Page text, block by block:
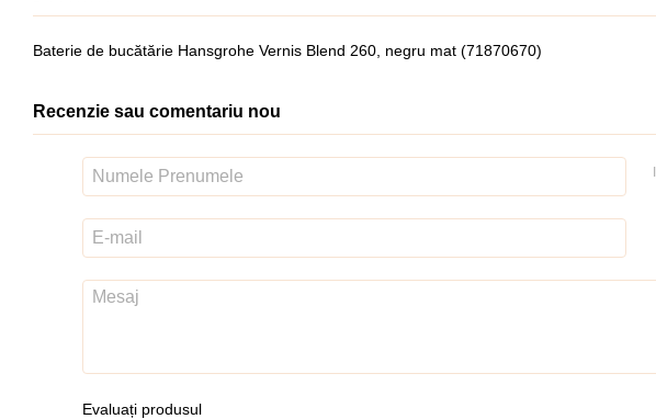
Baterie de bucătărie Hansgrohe Vernis Blend 260, negru mat (71870670)
Recenzie sau comentariu nou
Evaluați produsul